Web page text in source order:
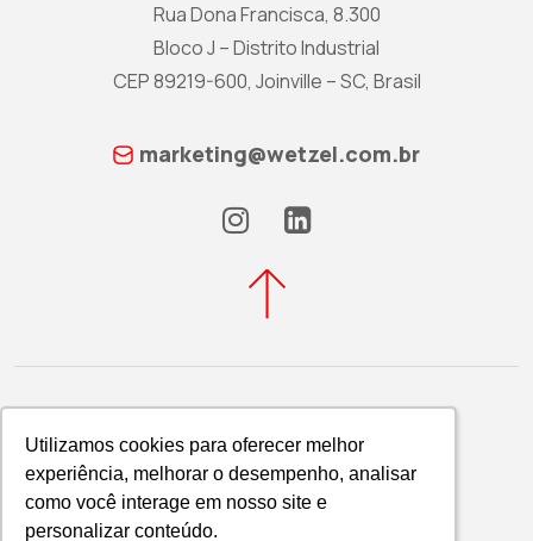
Utilizamos cookies para oferecer melhor
experiência, melhorar o desempenho, analisar
como você interage em nosso site e
personalizar conteúdo.
Utilizamos cookies para oferecer melhor
experiência, melhorar o desempenho, analisar
como você interage em nosso site e
personalizar conteúdo.
Rua Dona Francisca, 8.300
Bloco J – Distrito Industrial
CEP 89219-600, Joinville – SC, Brasil
marketing@wetzel.com.br
Política de Privacidade
WETZEL S/A © 2026